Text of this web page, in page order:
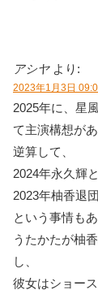
アシヤ より:
2023年1月3日
2025年に、星
て主演構想があ
逆算して、
2024年永久輝
2023年柚香退団
という事情も
うたかたが柚
し、
彼女はショース